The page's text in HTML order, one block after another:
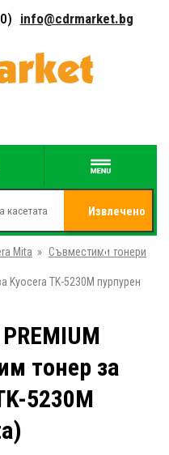
info@cdrmarket.bg
Извлечено
от
Mita » Съвместими тонери
Kyocera TK-5230M пурпурен
тонер за
5230M